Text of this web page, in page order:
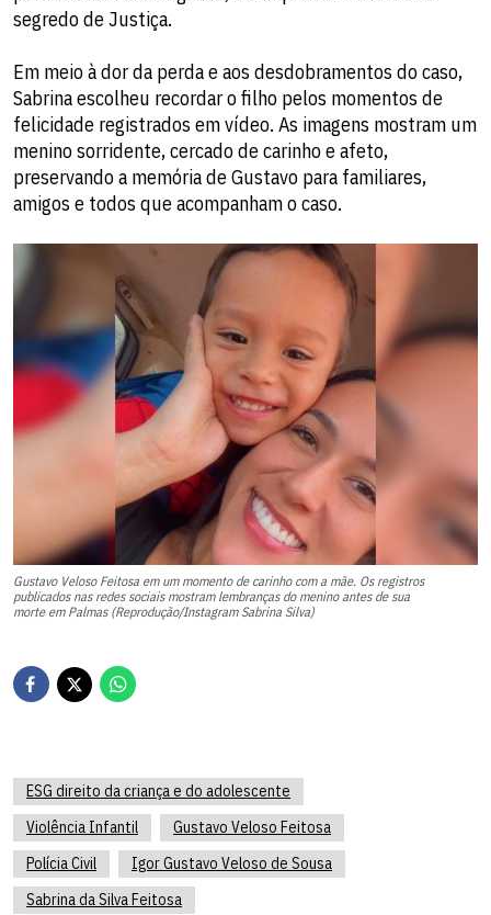
segredo de Justiça.
Em meio à dor da perda e aos desdobramentos do caso,
Sabrina escolheu recordar o filho pelos momentos de
felicidade registrados em vídeo. As imagens mostram um
menino sorridente, cercado de carinho e afeto,
preservando a memória de Gustavo para familiares,
amigos e todos que acompanham o caso.
Gustavo Veloso Feitosa em um momento de carinho com a mãe. Os registros
publicados nas redes sociais mostram lembranças do menino antes de sua
morte em Palmas (Reprodução/Instagram Sabrina Silva)
ESG direito da criança e do adolescente
Violência Infantil
Gustavo Veloso Feitosa
Polícia Civil
Igor Gustavo Veloso de Sousa
Sabrina da Silva Feitosa